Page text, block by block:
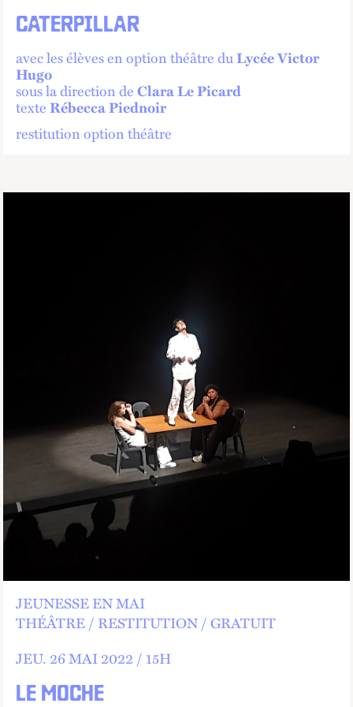
CATERPILLAR
avec les élèves en option théâtre duLycée Victor
Hugo
sous la direction deClara Le Picard
texteRébecca Piednoir
restitution option théâtre
LE MOCHE
JEUNESSE EN MAI
THÉÂTRE
RESTITUTION
GRATUIT
JEU. 26 MAI 2022 /15H